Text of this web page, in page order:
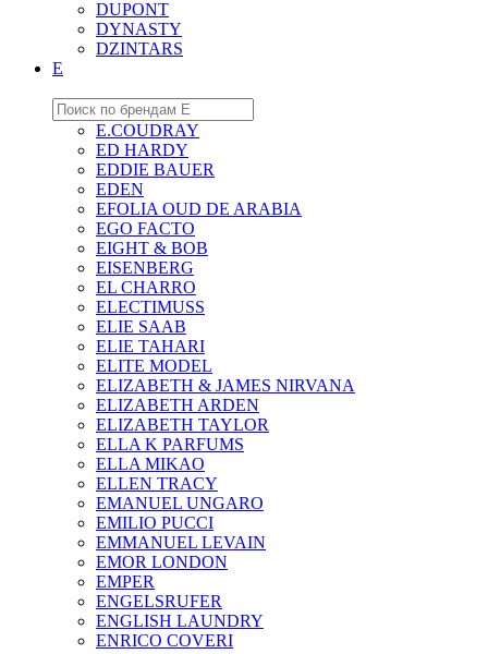
DUPONT
DYNASTY
DZINTARS
E
E.COUDRAY
ED HARDY
EDDIE BAUER
EDEN
EFOLIA OUD DE ARABIA
EGO FACTO
EIGHT & BOB
EISENBERG
EL CHARRO
ELECTIMUSS
ELIE SAAB
ELIE TAHARI
ELITE MODEL
ELIZABETH & JAMES NIRVANA
ELIZABETH ARDEN
ELIZABETH TAYLOR
ELLA K PARFUMS
ELLA MIKAO
ELLEN TRACY
EMANUEL UNGARO
EMILIO PUCCI
EMMANUEL LEVAIN
EMOR LONDON
EMPER
ENGELSRUFER
ENGLISH LAUNDRY
ENRICO COVERI